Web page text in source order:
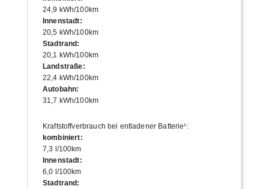
24,9 kWh/100km
Innenstadt:
20,5 kWh/100km
Stadtrand:
20,1 kWh/100km
Landstraße:
22,4 kWh/100km
Autobahn:
31,7 kWh/100km
Kraftstoffverbrauch bei entladener Batterie¹:
kombiniert:
7,3 l/100km
Innenstadt:
6,0 l/100km
Stadtrand: